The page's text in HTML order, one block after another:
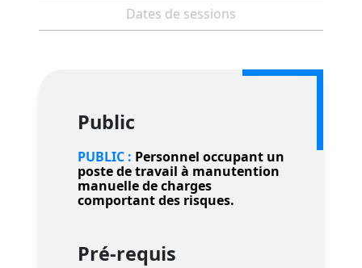
Dates de sessions
Public
PUBLIC : Personnel occupant un
poste de travail à manutention
manuelle de charges
comportant des risques.
Pré-requis